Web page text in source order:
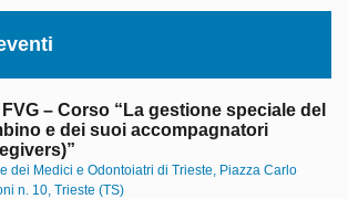
FVG – Corso “La gestione speciale del
e dei suoi accompagnatori
dei Medici e Odontoiatri di Trieste, Piazza Carlo
n. 10, Trieste (TS)